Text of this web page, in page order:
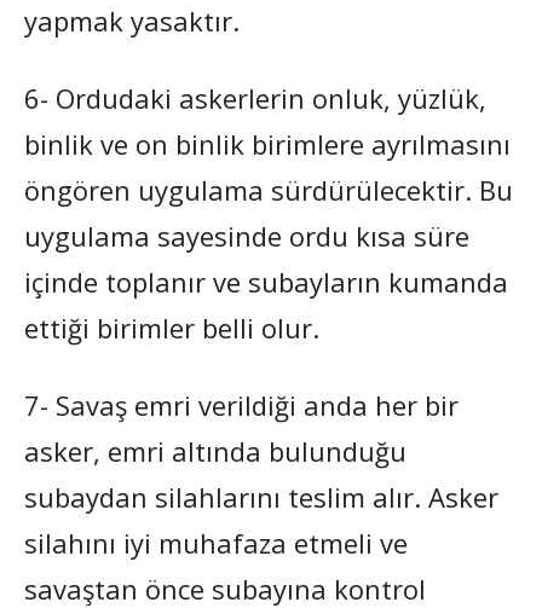
yapmak yasaktır.
6- Ordudaki askerlerin onluk, yüzlük,
binlik ve on binlik birimlere ayrılmasını
öngören uygulama sürdürülecektir. Bu
uygulama sayesinde ordu kısa süre
içinde toplanır ve subayların kumanda
ettiği birimler belli olur.
7- Savaş emri verildiği anda her bir
asker, emri altında bulunduğu
subaydan silahlarını teslim alır. Asker
silahını iyi muhafaza etmeli ve
savaştan önce subayına kontrol